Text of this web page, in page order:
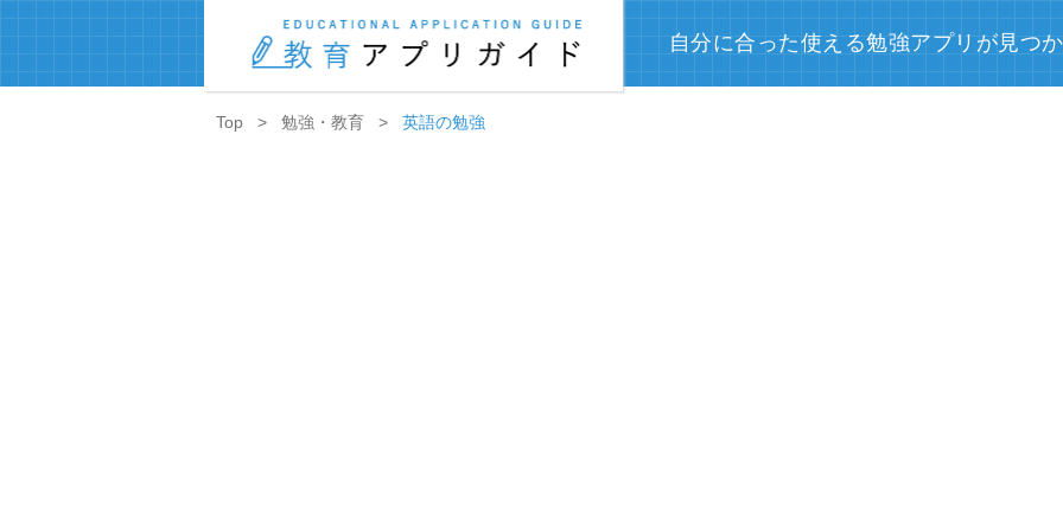
自分に合った使える勉強アプリが見つ
Top 勉強・教育 英語の勉強